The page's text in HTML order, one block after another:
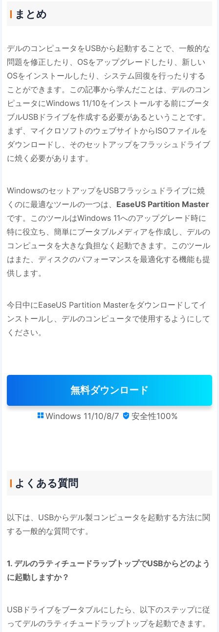
まとめ
デルのコンピュータをUSBから起動することで、一般的な
問題を修正したり、OSをアップグレードしたり、新しい
OSをインストールしたり、システム回復を行ったりする
ことができます。この記事から学んだことは、デルのコン
ピュータにWindows 11/10をインストールする前にブータ
ブルUSBドライブを作成する必要があるということです。
まず、マイクロソフトのウェブサイトからISOファイルを
ダウンロードし、そのセットアップをフラッシュドライブ
に焼く必要があります。
WindowsのセットアップをUSBフラッシュドライブに焼
くのに最適なツールの一つは、 EaseUS Partition Master
です。このツールはWindows 11へのアップグレード時に
特に役立ち、簡単にブータブルメディアを作成し、デルの
コンピュータを大きな負担なく起動できます。このツール
はまた、ディスクのパフォーマンスを最適化する機能も提
供します。
今日中にEaseUS Partition Masterをダウンロードしてイ
ンストールし、デルのコンピュータで使用するようにして
ください。
無料ダウンロード
 Windows 11/10/8/7  安全性100%
よくある質問
以下は、USBからデル製コンピュータを起動する方法に関
する一般的な質問です。
1. デルのラティチュードラップトップでUSBからどのよう
に起動しますか？
USBドライブをブータブルにしたら、以下のステップに従
ってデルのラティチュードラップトップを起動できます。